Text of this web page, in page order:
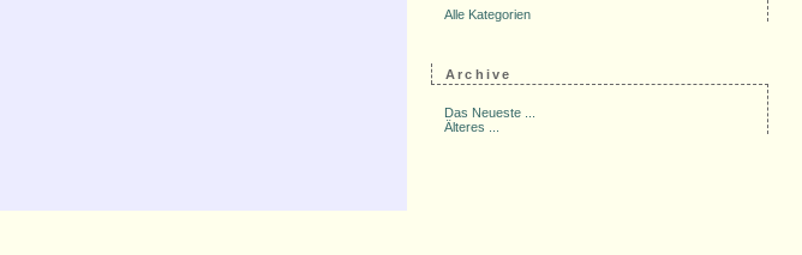
Alle Kategorien
Archive
Das Neueste ...
Älteres ...